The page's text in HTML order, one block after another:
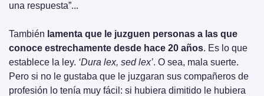
una respuesta”...
También lamenta que le juzguen personas a las que
conoce estrechamente desde hace 20 años. Es lo que
establece la ley. ‘Dura lex, sed lex’. O sea, mala suerte.
Pero si no le gustaba que le juzgaran sus compañeros de
profesión lo tenía muy fácil: si hubiera dimitido le hubiera